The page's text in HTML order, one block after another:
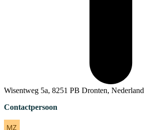
Wisentweg 5a, 8251 PB Dronten, Nederland
Contactpersoon